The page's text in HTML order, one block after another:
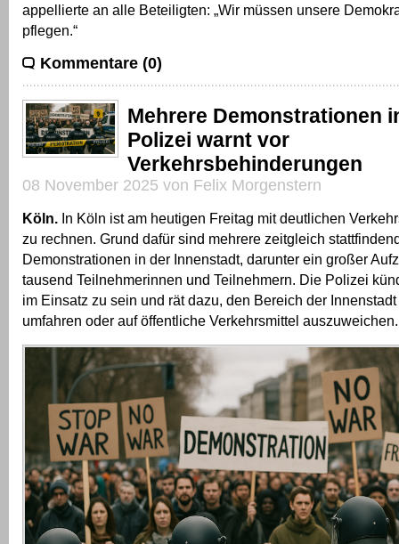
appellierte an alle Beteiligten: „Wir müssen unsere
pflegen.“
Kommentare (0)
Mehrere Demonstrationen
Polizei warnt vor
Verkehrsbehinderungen
08 November 2025 von Felix Morgenstern
Köln. In Köln ist am heutigen Freitag mit deutlichen
zu rechnen. Grund dafür sind mehrere zeitgleich
Demonstrationen in der Innenstadt, darunter ein großer
tausend Teilnehmerinnen und Teilnehmern. Die Polizei
im Einsatz zu sein und rät dazu, den Bereich der
umfahren oder auf öffentliche Verkehrsmittel auszuweichen.